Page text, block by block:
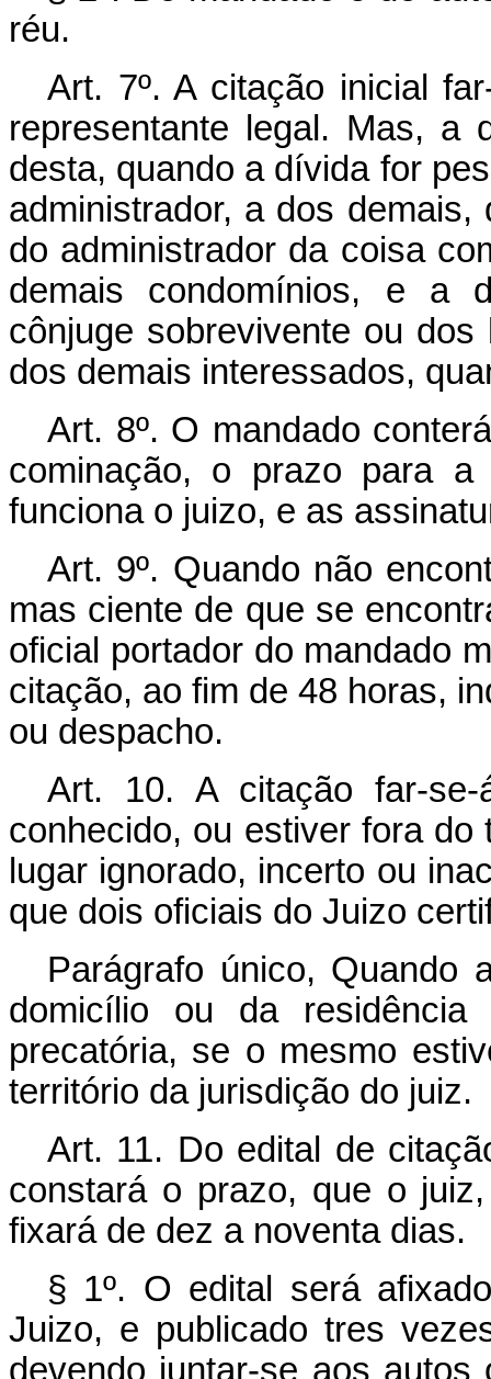
réu.
Art. 7º. A citação inicial
representante legal. Mas, a
desta, quando a dívida for
administrador, a dos
do administrador da coisa
demais condomínios, e a
cônjuge sobrevivente ou
dos demais interessados,
Art. 8º. O mandado
cominação, o prazo para
funciona o juizo, e as
Art. 9º. Quando não
mas ciente de que se
oficial portador do mandado
citação, ao fim de 48 horas,
ou despacho.
Art. 10. A citação far-
conhecido, ou estiver fora
lugar ignorado, incerto ou
que dois oficiais do Juizo
Parágrafo único, Quando
domicílio ou da
precatória, se o mesmo
território da jurisdição do juiz.
Art. 11. Do edital de
constará o prazo, que o
fixará de dez a noventa dias.
§ 1º. O edital será
Juizo, e publicado tres
devendo juntar-se aos